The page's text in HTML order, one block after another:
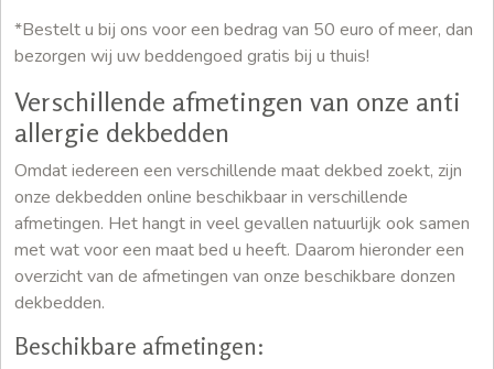
*Bestelt u bij ons voor een bedrag van 50 euro of meer, dan
bezorgen wij uw beddengoed gratis bij u thuis!
Verschillende afmetingen van onze anti
allergie dekbedden
Omdat iedereen een verschillende maat dekbed zoekt, zijn
onze dekbedden online beschikbaar in verschillende
afmetingen. Het hangt in veel gevallen natuurlijk ook samen
met wat voor een maat bed u heeft. Daarom hieronder een
overzicht van de afmetingen van onze beschikbare donzen
dekbedden.
Beschikbare afmetingen: